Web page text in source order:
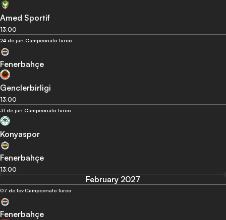
Amed Sportif
13:00
24 de jan.Campeonato Turco
Fenerbahçe
Genclerbirligi
13:00
31 de jan.Campeonato Turco
Konyaspor
Fenerbahçe
13:00
February 2027
07 de fev.Campeonato Turco
Fenerbahçe